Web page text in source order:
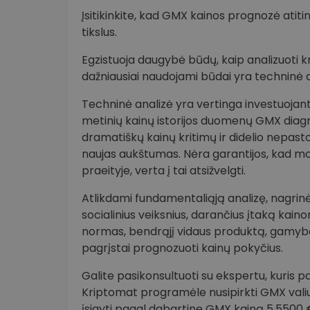
Įsitikinkite, kad GMX kainos prognozė
tikslus.
Egzistuoja daugybė būdų, kaip
dažniausiai naudojami būdai yra techninė
Techninė analizė yra vertinga
metinių kainų istorijos duomenų GMX
dramatiškų kainų kritimų ir didelio
naujas aukštumas. Nėra garantijos, kad
praeityje, verta į tai atsižvelgti.
Atlikdami fundamentaliąją analizę,
socialinius veiksnius, darančius įtaką
normas, bendrąjį vidaus produktą,
pagrįstai prognozuoti kainų pokyčius.
Galite pasikonsultuoti su ekspertu, kuris
Kriptomat programėle nusipirkti GMX